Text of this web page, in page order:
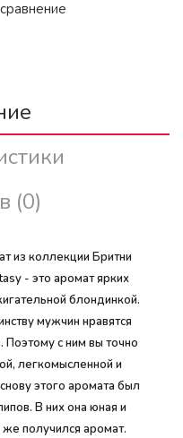
(0)
из коллекции Бритни
- это аромат ярких
блондинкой.
мужчин нравятся
с ним вы точно
легкомысленной и
этого аромата был
В них она юная и
получился аромат.